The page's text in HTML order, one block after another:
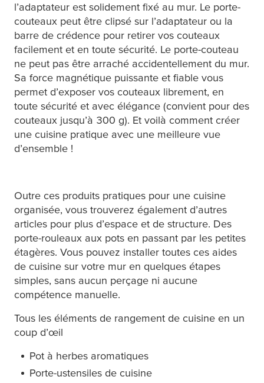
l’adaptateur est solidement fixé au mur. Le porte-
couteaux peut être clipsé sur l’adaptateur ou la
barre de crédence pour retirer vos couteaux
facilement et en toute sécurité. Le porte-couteau
ne peut pas être arraché accidentellement du mur.
Sa force magnétique puissante et fiable vous
permet d’exposer vos couteaux librement, en
toute sécurité et avec élégance (convient pour des
couteaux jusqu’à 300 g). Et voilà comment créer
une cuisine pratique avec une meilleure vue
d’ensemble !
Outre ces produits pratiques pour une cuisine
organisée, vous trouverez également d’autres
articles pour plus d’espace et de structure. Des
porte-rouleaux aux pots en passant par les petites
étagères. Vous pouvez installer toutes ces aides
de cuisine sur votre mur en quelques étapes
simples, sans aucun perçage ni aucune
compétence manuelle.
Tous les éléments de rangement de cuisine en un
coup d’œil
Pot à herbes aromatiques
Porte-ustensiles de cuisine